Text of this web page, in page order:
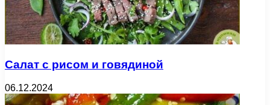
Салат с рисом и говядиной
06.12.2024